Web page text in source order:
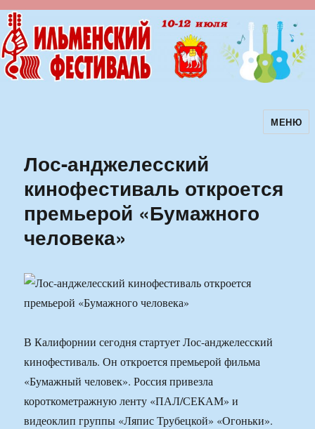
Ильменский фестиваль авторскойМЕНЮ
Лос-анджелесский
кинофестиваль откроется
премьерой «Бумажного
человека»
В Калифорнии сегодня стартует Лос-анджелесский
кинофестиваль. Он откроется премьерой фильма
«Бумажный человек». Россия привезла
короткометражную ленту «ПАЛ/СЕКАМ» и
видеоклип группы «Ляпис Трубецкой» «Огоньки».